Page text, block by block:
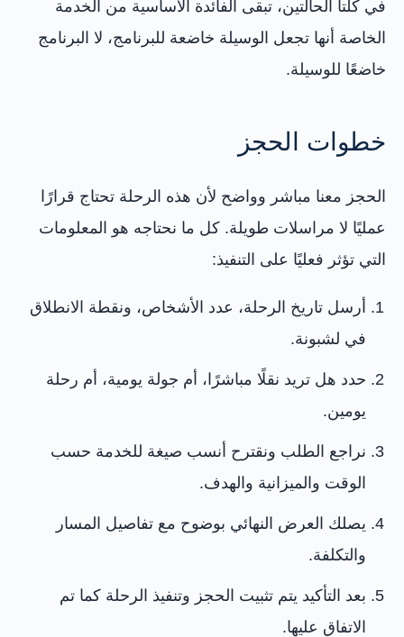
في كلتا الحالتين، تبقى الفائدة الأساسية من الخدمة
الخاصة أنها تجعل الوسيلة خاضعة للبرنامج، لا البرنامج
خاضعًا للوسيلة.
خطوات الحجز
الحجز معنا مباشر وواضح لأن هذه الرحلة تحتاج قرارًا
عمليًا لا مراسلات طويلة. كل ما نحتاجه هو المعلومات
التي تؤثر فعليًا على التنفيذ:
أرسل تاريخ الرحلة، عدد الأشخاص، ونقطة الانطلاق
في لشبونة.
حدد هل تريد نقلًا مباشرًا، أم جولة يومية، أم رحلة
يومين.
نراجع الطلب ونقترح أنسب صيغة للخدمة حسب
الوقت والميزانية والهدف.
يصلك العرض النهائي بوضوح مع تفاصيل المسار
والتكلفة.
بعد التأكيد يتم تثبيت الحجز وتنفيذ الرحلة كما تم
الاتفاق عليها.